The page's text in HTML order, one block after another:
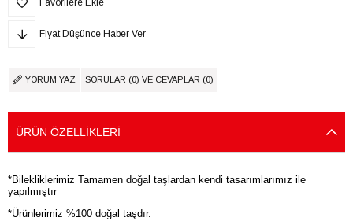
Fiyat Düşünce Haber Ver
YORUM YAZ SORULAR (0) VE CEVAPLAR (0)
ÜRÜN ÖZELLIKLERI
*Bilekliklerimiz Tamamen doğal taşlardan kendi tasarımlarımız ile
yapılmıştır
*Ürünlerimiz %100 doğal taşdır.